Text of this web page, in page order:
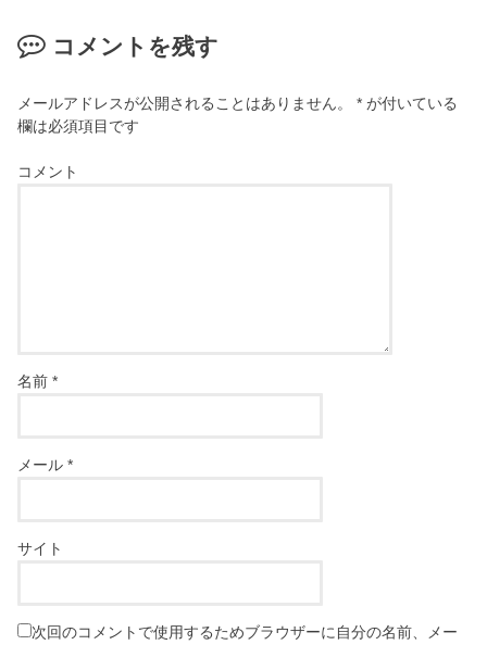
コメントを残す
メールアドレスが公開されることはありません。 * が付いている
欄は必須項目です
コメント
名前*
メール*
サイト
次回のコメントで使用するためブラウザーに自分の名前、メー